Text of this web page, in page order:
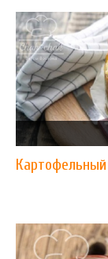
Картофельный